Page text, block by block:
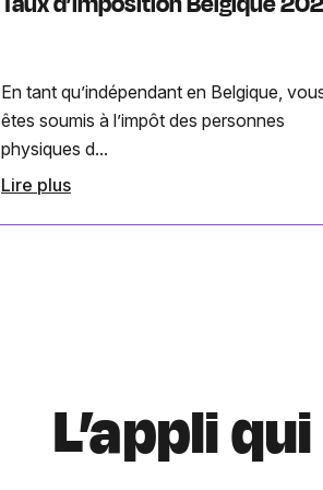
En tant qu’indépendant en Belgique,
êtes soumis à l’impôt des personnes
physiques d...
Lire plus
L’appli